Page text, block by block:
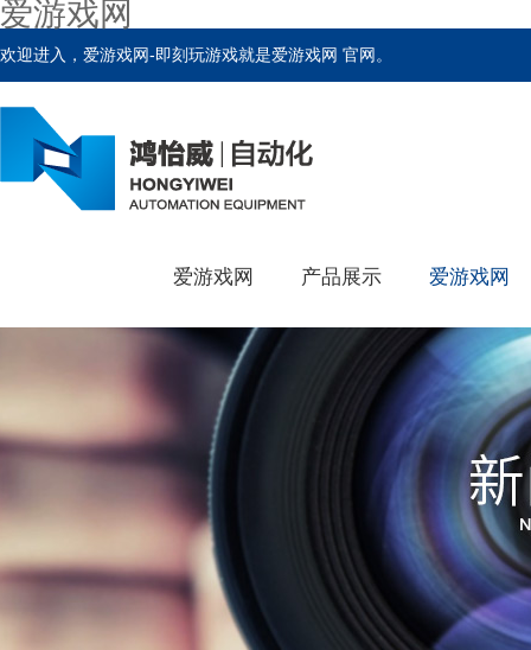
爱游戏网
欢迎进入，爱游戏网-即刻玩游戏就是爱游戏网 官网。
爱游戏网 产品展示 爱游戏网